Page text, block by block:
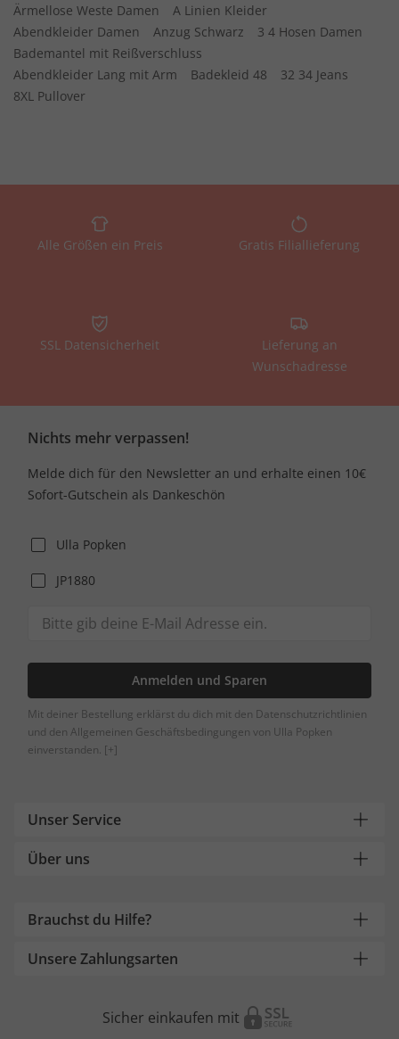
Ärmellose Weste Damen
A Linien Kleider
Abendkleider Damen
Anzug Schwarz
3 4 Hosen Damen
Bademantel mit Reißverschluss
Abendkleider Lang mit Arm
Badekleid 48
32 34 Jeans
8XL Pullover
Alle Größen ein Preis Gratis Filiallieferung
SSL Datensicherheit
Lieferung an
Wunschadresse
Nichts mehr verpassen!
Melde dich für den Newsletter an und erhalte einen 10€
Sofort-Gutschein als Dankeschön
Ulla Popken
JP1880
Anmelden und Sparen
Mit deiner Bestellung erklärst du dich mit den Datenschutzrichtlinien
und den Allgemeinen Geschäftsbedingungen von Ulla Popken
einverstanden. [+]
Unser Service
Über uns
Brauchst du Hilfe?
Unsere Zahlungsarten
Sicher einkaufen mit